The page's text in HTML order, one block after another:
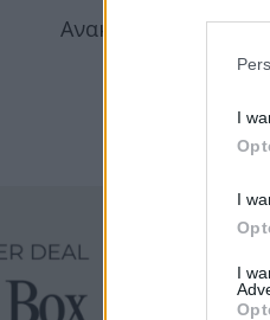
I
I
I
Ανακαλύψτε τη νέα